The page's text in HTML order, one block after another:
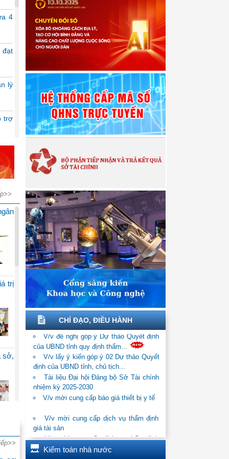
Chính phủ trình Quốc hội Dự thảo Luật
22/04/2026 08:21:00
Chiều 21/4, thừa ủy quyền của Thủ tướng
chính Ngô Văn Tuấn trình bày trước Quốc
sửa đổi, bổ sung một số điều của Luật
Thuế giá trị gia tăng, Luật Thuế thu nhập...
4
đạt
lý
trợ
–
kỳ
trị
sở,
CHỈ ĐẠO, ĐIỀU HÀNH
V/v đề nghị góp ý Dự thảo Quyết định
của UBND tỉnh quy định thẩm...
V/v lấy ý kiến góp ý 02 Dự thảo Quyết
định của UBND tỉnh, chủ tịch...
Tài liệu Đại hội Đảng bộ Sở Tài chính
nhiệm kỳ 2025-2030
V/v mời cung cấp báo giá thiết bị y tế
giá tài sản
V/v mời cung cấp dịch vụ thẩm định
giá tài sản
phân công tham mưu, xử lý đề xuất
Kiểm toán nhà nước